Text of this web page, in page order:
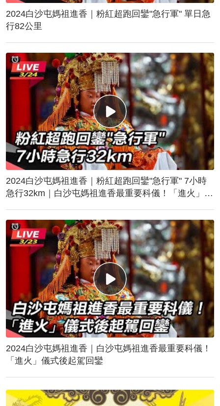
2024白沙屯媽祖進香｜粉紅超跑回鑾"急行軍" 單日急
行82公里
2024白沙屯媽祖進香｜粉紅超跑回鑾"急行軍" 7小時
急行32km｜白沙屯媽祖進香最重要科儀！「進火」儀
2024白沙屯媽祖進香｜白沙屯媽祖進香最重要科儀！
「進火」儀式後起駕回鑾